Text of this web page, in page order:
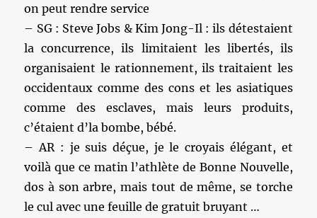
on peut rendre service
– SG : Steve Jobs & Kim Jong-Il : ils détestaient
la concurrence, ils limitaient les libertés, ils
organisaient le rationnement, ils traitaient les
occidentaux comme des cons et les asiatiques
comme des esclaves, mais leurs produits,
c’étaient d’la bombe, bébé.
– AR : je suis déçue, je le croyais élégant, et
voilà que ce matin l’athlète de Bonne Nouvelle,
dos à son arbre, mais tout de même, se torche
le cul avec une feuille de gratuit bruyant …